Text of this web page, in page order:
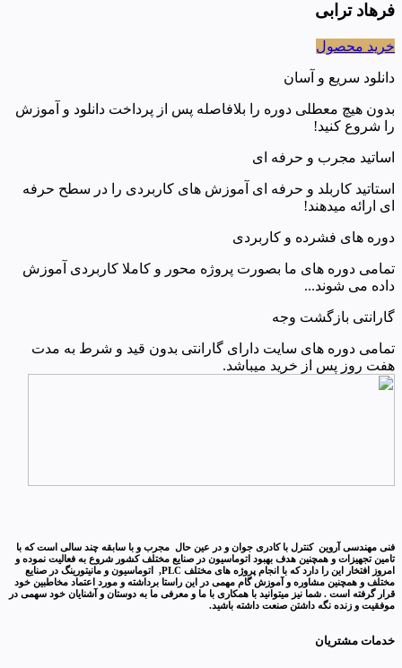
فرهاد ترابی
خرید محصول
دانلود سریع و آسان
بدون هیچ معطلی دوره را بلافاصله پس از پرداخت دانلود و آموزش
را شروع کنید!
اساتید مجرب و حرفه ای
استاتید کاربلد و حرفه ای آموزش های کاربردی را در سطح حرفه
ای ارائه میدهند!
دوره های فشرده و کاربردی
تمامی دوره های ما بصورت پروژه محور و کاملا کاربردی آموزش
داده می شوند...
گارانتی بازگشت وجه
تمامی دوره های سایت دارای گارانتی بدون قید و شرط به مدت
هفت روز پس از خرید میباشد.
فنی مهندسی آروین کنترل با کادری جوان و در عین حال مجرب و با سابقه چند سالی است که با
تامین تجهیزات و همچنین هدف بهبود اتوماسیون در صنایع مختلف کشور شروع به فعالیت نموده و
امروز افتخار این را دارد که با انجام پروژه های مختلف PLC, اتوماسیون و مانیتورینگ در صنایع
مختلف و همچنین مشاوره و آموزش گام مهمی در این راستا برداشته و مورد اعتماد مخاطبین خود
قرار گرفته است . شما نیز میتوانید با همکاری با ما و معرفی ما به دوستان و آشنایان خود سهمی در
موفقیت و زنده نگه داشتن صنعت داشته باشید.
خدمات مشتریان